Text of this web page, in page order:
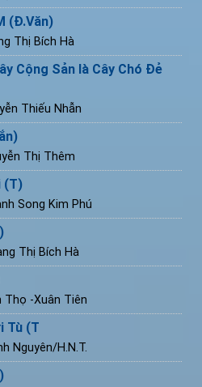
(Đ.Văn)
Thị Bích Hà
Cộng Sản là Cây Chó Đẻ
Thiếu Nhẫn
Thị Thêm
(T)
Song Kim Phú
Thị Bích Hà
Thọ -Xuân Tiên
Tù (T
Nguyên/H.N.T.